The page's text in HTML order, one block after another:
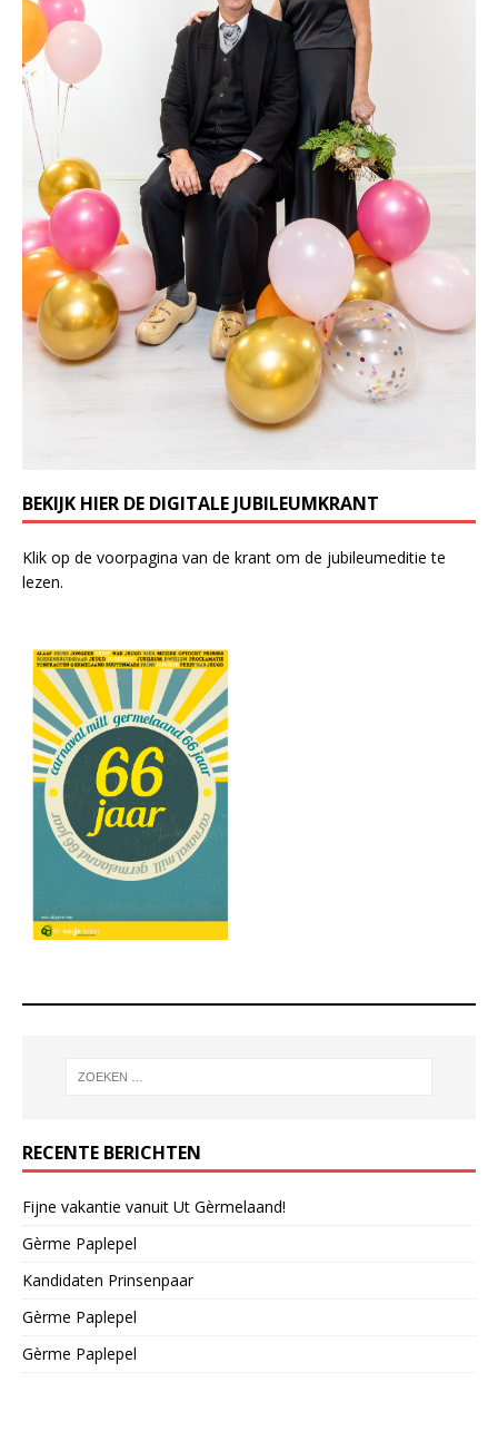
BEKIJK HIER DE DIGITALE JUBILEUMKRANT
Klik op de voorpagina van de krant om de jubileumeditie te
lezen.
RECENTE BERICHTEN
Fijne vakantie vanuit Ut Gèrmelaand!
Gèrme Paplepel
Kandidaten Prinsenpaar
Gèrme Paplepel
Gèrme Paplepel